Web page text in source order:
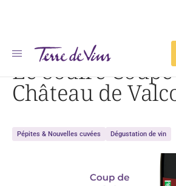
Accueil Dégustation Le Soufre Coupé du Château de
Le Soufre
Château de
Pépites & Nouvelles cuvées Dégustation de vin